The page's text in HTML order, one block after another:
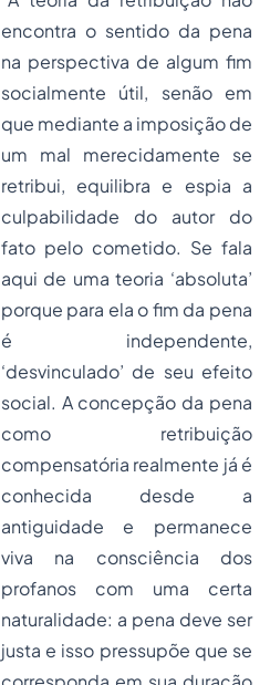
encontra o sentido da pena
na perspectiva de algum fim
socialmente útil, senão em
que mediante a imposição de
um mal merecidamente se
retribui, equilibra e espia a
culpabilidade do autor do
fato pelo cometido. Se fala
aqui de uma teoria ‘absoluta’
porque para ela o fim da pena
é independente,
‘desvinculado’ de seu efeito
social. A concepção da pena
como retribuição
compensatória realmente já é
conhecida desde a
antiguidade e permanece
viva na consciência dos
profanos com uma certa
naturalidade: a pena deve ser
justa e isso pressupõe que se